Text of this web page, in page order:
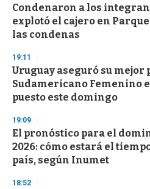
Condenaron a los
explotó el cajero en
las condenas
19:11
Uruguay aseguró su
Sudamericano Femenino
puesto este domingo
19:09
El pronóstico para el
2026: cómo estará el
país, según Inumet
18:52